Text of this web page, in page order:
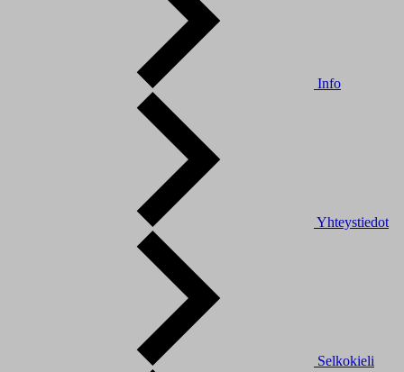
Info
Yhteystiedot
Selkokieli